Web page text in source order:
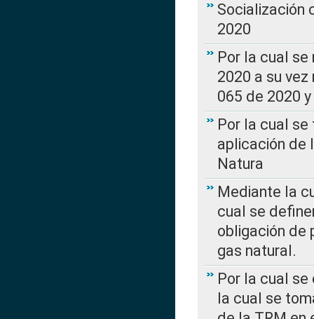
Socialización
2020
Por la cual se
2020 a su
065 de 2020
Por la cual
aplicación de
Natura
Mediante la
cual se
obligación de
gas natural.
Por la cual se
la cual se